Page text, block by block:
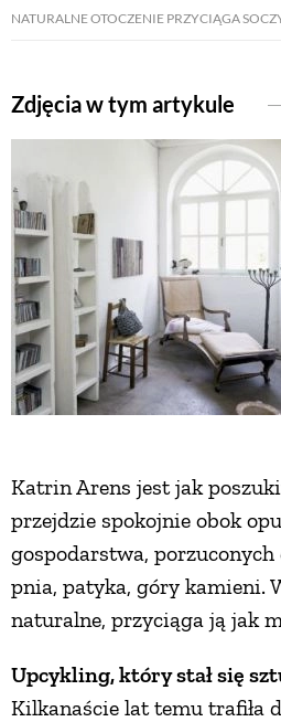
NATURALNE OTOCZENIE PRZYCIĄGA
Zdjęcia w tym artykule
Katrin Arens jest jak
przejdzie spokojnie obok
gospodarstwa, porzuconych
pnia, patyka, góry kamieni.
naturalne, przyciąga ją jak
Upcykling, który stał się
Kilkanaście lat temu trafiła
ZRÓB TO